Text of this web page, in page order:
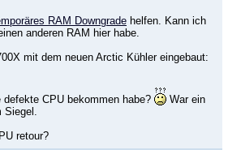
RAM Downgrade helfen. Kann ich
anderen RAM hier habe.
mit dem neuen Arctic Kühler eingebaut:
CPU bekommen habe?
War ein
retour?